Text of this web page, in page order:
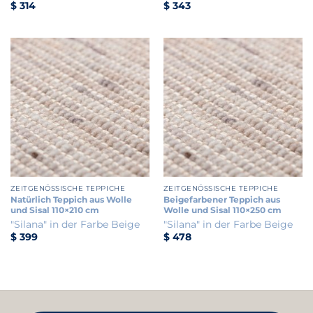
$314
$343
ZEITGENÖSSISCHE TEPPICHE
Natürlich Teppich aus Wolle
und Sisal 110×210 cm
"Silana" in der Farbe Beige
$399
ZEITGENÖSSISCHE TEPPICHE
Beigefarbener Teppich aus
Wolle und Sisal 110×250 cm
"Silana" in der Farbe Beige
$478